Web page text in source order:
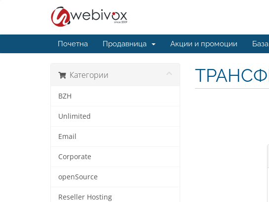
Почетна Продавница Акции и промоции
Категории
BZH
Unlimited
Email
Corporate
openSource
Reseller Hosting